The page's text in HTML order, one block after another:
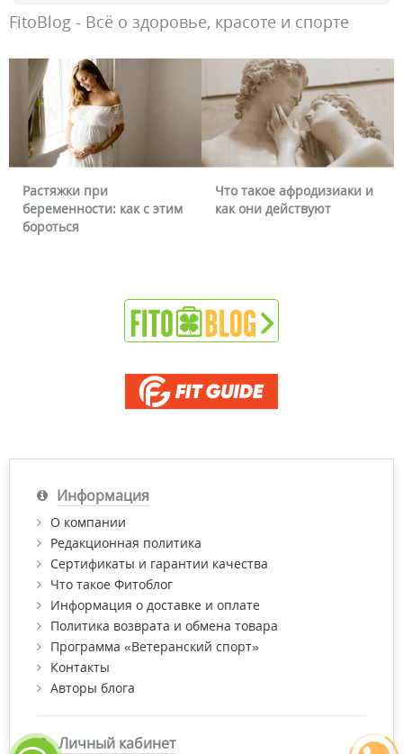
FitoBlog - Всё о здоровье, красоте и спорте
Что такое афродизиаки и
как они действуют
Почему краснеет лицо и
можно ли это убрать
Информация
О компании
Редакционная политика
Сертификаты и гарантии качества
Что такое Фитоблог
Информация о доставке и оплате
Политика возврата и обмена товара
Программа «Ветеранский спорт»
Контакты
Авторы блога
Личный кабинет